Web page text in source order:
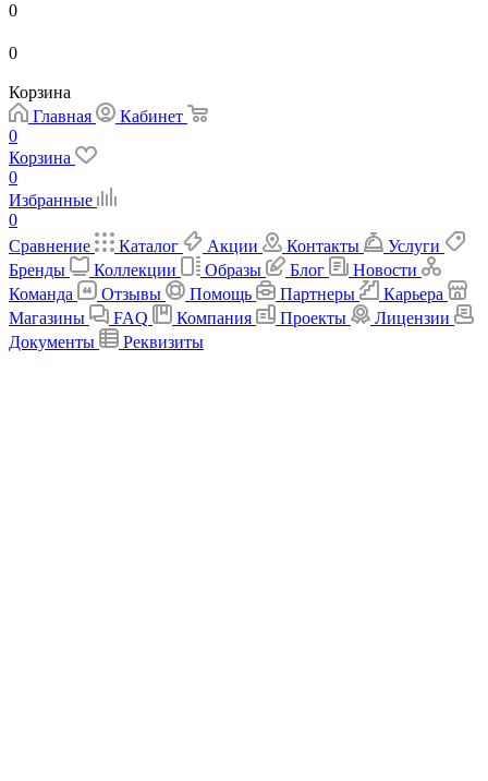
0
0
Корзина
Главная
Кабинет
0
Корзина
0
Избранные
0
Сравнение
Каталог Акции Контакты
Услуги
Бренды
Коллекции Образы Блог
Новости
Команда
Отзывы Помощь Партнеры
Карьера
Магазины
FAQ Компания Проекты
Лицензии
Документы
Реквизиты